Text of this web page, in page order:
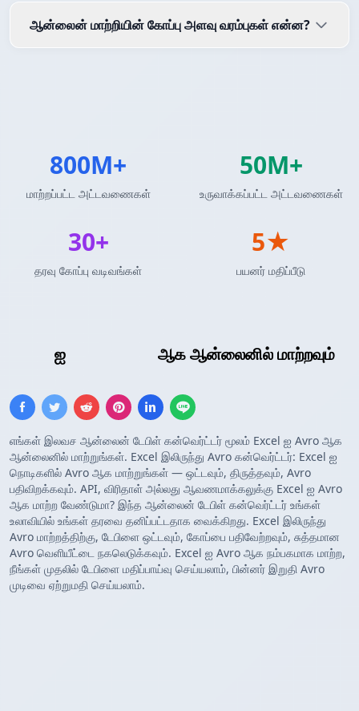
ஐ ஆக ஆன்லைனில் மாற்றவும்
எங்கள் இலவச ஆன்லைன் டேபிள் கன்வெர்ட்டர் மூலம் Excel ஐ Avro ஆக
ஆன்லைனில் மாற்றுங்கள். Excel இலிருந்து Avro கன்வெர்ட்டர்: Excel ஐ
நொடிகளில் Avro ஆக மாற்றுங்கள் — ஒட்டவும், திருத்தவும், Avro
பதிவிறக்கவும். API, விரிதாள் அல்லது ஆவணமாக்கலுக்கு Excel ஐ Avro
ஆக மாற்ற வேண்டுமா? இந்த ஆன்லைன் டேபிள் கன்வெர்ட்டர் உங்கள்
உலாவியில் உங்கள் தரவை தனிப்பட்டதாக வைக்கிறது. Excel இலிருந்து
Avro மாற்றத்திற்கு, டேபிளை ஒட்டவும், கோப்பை பதிவேற்றவும், சுத்தமான
Avro வெளியீட்டை நகலெடுக்கவும். Excel ஐ Avro ஆக நம்பகமாக மாற்ற,
நீங்கள் முதலில் டேபிளை மதிப்பாய்வு செய்யலாம், பின்னர் இறுதி Avro
முடிவை ஏற்றுமதி செய்யலாம்.
ஆன்லைன் மாற்றியின் கோப்பு அளவு வரம்புகள் என்ன?
800M+
மாற்றப்பட்ட அட்டவணைகள்
50M+
உருவாக்கப்பட்ட அட்டவணைகள்
30+
தரவு கோப்பு வடிவங்கள்
5★
பயனர் மதிப்பீடு